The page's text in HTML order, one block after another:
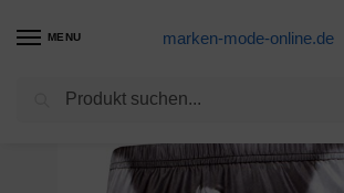
MENU marken-mode-online.de
Badehose Produkte